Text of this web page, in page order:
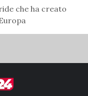
che ha creato